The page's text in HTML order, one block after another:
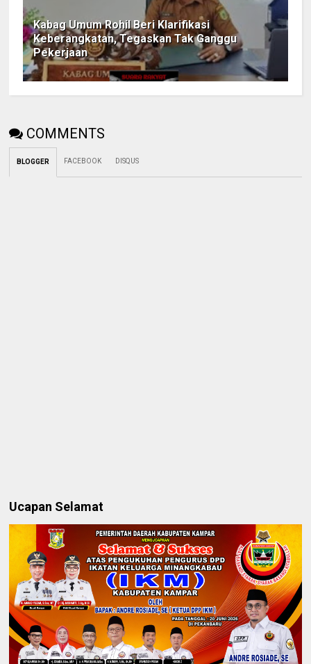
Kabag Umum Rohil Beri Klarifikasi
Keberangkatan, Tegaskan Tak Ganggu
Pekerjaan
COMMENTS
BLOGGER FACEBOOK DISQUS
Ucapan Selamat